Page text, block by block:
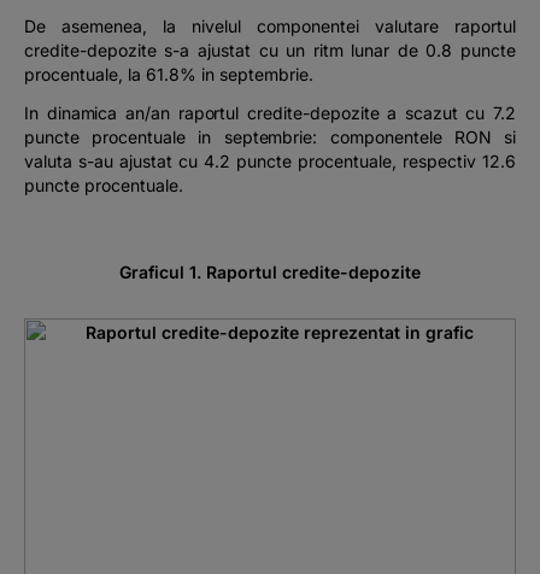
De asemenea, la nivelul componentei valutare raportul
credite-depozite s-a ajustat cu un ritm lunar de 0.8 puncte
procentuale, la 61.8% in septembrie.
In dinamica an/an raportul credite-depozite a scazut cu 7.2
puncte procentuale in septembrie: componentele RON si
valuta s-au ajustat cu 4.2 puncte procentuale, respectiv 12.6
puncte procentuale.
Graficul 1. Raportul credite-depozite